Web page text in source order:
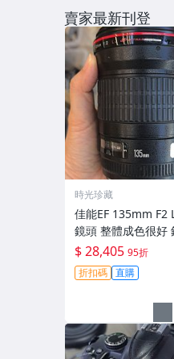
賣家最新刊登
時光珍藏
佳能EF 135mm F2
鏡頭 整體成色很好
美無劃痕 功能一切
拆修無-3430
$ 28,405 95折
折扣碼 直購